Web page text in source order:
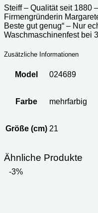
Steiff – Qualität seit 1880
Firmengründerin
Beste gut genug“ – Nur
Waschmaschinenfest bei
Zusätzliche Informationen
Model 024689
Farbe mehrfarbig
Größe (cm) 21
Ähnliche Produkte
-3%